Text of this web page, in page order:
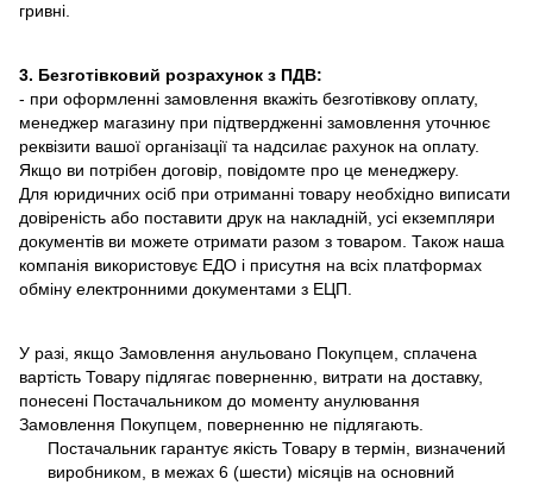
гривні.
3. Безготівковий розрахунок з ПДВ:
- при оформленні замовлення вкажіть безготівкову оплату,
менеджер магазину при підтвердженні замовлення уточнює
реквізити вашої організації та надсилає рахунок на оплату.
Якщо ви потрібен договір, повідомте про це менеджеру.
Для юридичних осіб при отриманні товару необхідно виписати
довіреність або поставити друк на накладній, усі екземпляри
документів ви можете отримати разом з товаром. Також наша
компанія використовує ЕДО і присутня на всіх платформах
обміну електронними документами з ЕЦП.
У разі, якщо Замовлення анульовано Покупцем, сплачена
вартість Товару підлягає поверненню, витрати на доставку,
понесені Постачальником до моменту анулювання
Замовлення Покупцем, поверненню не підлягають.
Постачальник гарантує якість Товару в термін, визначений
виробником, в межах 6 (шести) місяців на основний